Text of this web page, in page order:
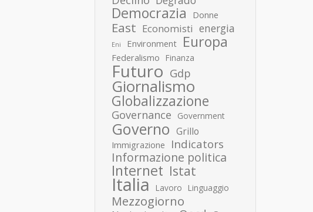
Democrazia Donne
East Economisti energia
Eni Environment Europa
Federalismo Finanza
Futuro Gdp
Giornalismo
Globalizzazione
Governance Government
Governo Grillo
Immigrazione Indicators
Informazione politica
Internet Istat
Italia Lavoro Linguaggio
Mezzogiorno